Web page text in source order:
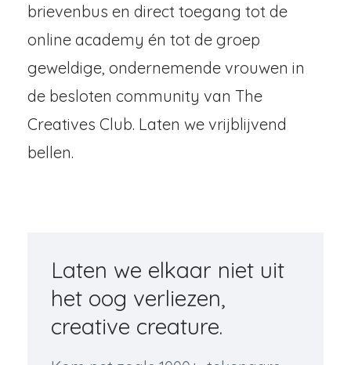
brievenbus en direct toegang tot de
online academy én tot de groep
geweldige, ondernemende vrouwen in
de besloten community van The
Creatives Club. Laten we vrijblijvend
bellen.
Laten we elkaar niet uit
het oog verliezen,
creative creature.